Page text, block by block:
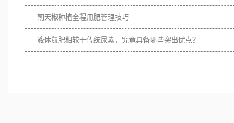
朝天椒种植全程用肥管理技巧
液体氮肥相较于传统尿素，究竟具备哪些突出优点？